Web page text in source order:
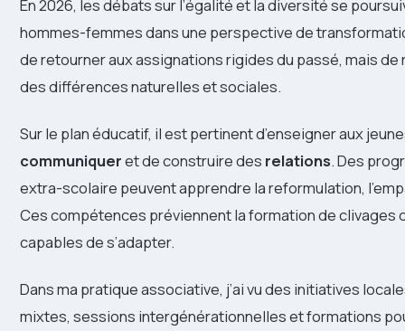
En 2026, les débats sur l’égalité et la diversité se
hommes-femmes dans une perspective de
de retourner aux assignations rigides du passé, mais
des différences naturelles et sociales.
Sur le plan éducatif, il est pertinent d’enseigner aux
communiqueret de construire des relations. Des
extra-scolaire peuvent apprendre la reformulation,
Ces compétences préviennent la formation de
capables de s’adapter.
Dans ma pratique associative, j’ai vu des initiatives
mixtes, sessions intergénérationnelles et formations